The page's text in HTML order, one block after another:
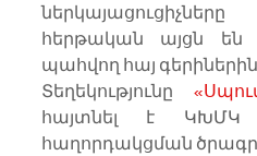
հերթական այցն են
պահվող հայ
Տեղեկությունը
հայտնել է ԿԽՄԿ
հաղորդակցման